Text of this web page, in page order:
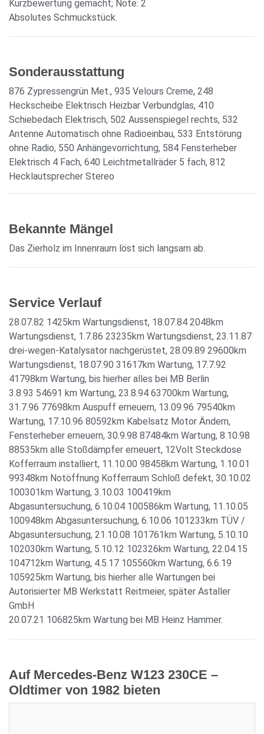
Kurzbewertung gemacht; Note: 2
Absolutes Schmuckstück.
Sonderausstattung
876 Zypressengrün Met., 935 Velours Creme, 248
Heckscheibe Elektrisch Heizbar Verbundglas, 410
Schiebedach Elektrisch, 502 Aussenspiegel rechts, 532
Antenne Automatisch ohne Radioeinbau, 533 Entstörung
ohne Radio, 550 Anhängevorrichtung, 584 Fensterheber
Elektrisch 4 Fach, 640 Leichtmetallräder 5 fach, 812
Hecklautsprecher Stereo
Bekannte Mängel
Das Zierholz im Innenraum löst sich langsam ab.
Service Verlauf
28.07.82 1425km Wartungsdienst, 18.07.84 2048km
Wartungsdienst, 1.7.86 23235km Wartungsdienst, 23.11.87
drei-wegen-Katalysator nachgerüstet, 28.09.89 29600km
Wartungsdienst, 18.07.90 31617km Wartung, 17.7.92
41798km Wartung, bis hierher alles bei MB Berlin
3.8.93 54691 km Wartung, 23.8.94 63700km Wartung,
31.7.96 77698km Auspuff erneuern, 13.09.96 79540km
Wartung, 17.10.96 80592km Kabelsatz Motor Ändern,
Fensterheber erneuern, 30.9.98 87484km Wartung, 8.10.98
88535km alle Stoßdämpfer erneuert, 12Volt Steckdose
Kofferraum installiert, 11.10.00 98458km Wartung, 1.10.01
99348km Notöffnung Kofferraum Schloß defekt, 30.10.02
100301km Wartung, 3.10.03 100419km
Abgasuntersuchung, 6.10.04 100586km Wartung, 11.10.05
100948km Abgasuntersuchung, 6.10.06 101233km TÜV /
Abgasuntersuchung, 21.10.08 101761km Wartung, 5.10.10
102030km Wartung, 5.10.12 102326km Wartung, 22.04.15
104712km Wartung, 4.5.17 105560km Wartung, 6.6.19
105925km Wartung, bis hierher alle Wartungen bei
Autorisierter MB Werkstatt Reitmeier, später Astaller
GmbH
20.07.21 106825km Wartung bei MB Heinz Hammer.
Auf Mercedes-Benz W123 230CE –
Oldtimer von 1982 bieten